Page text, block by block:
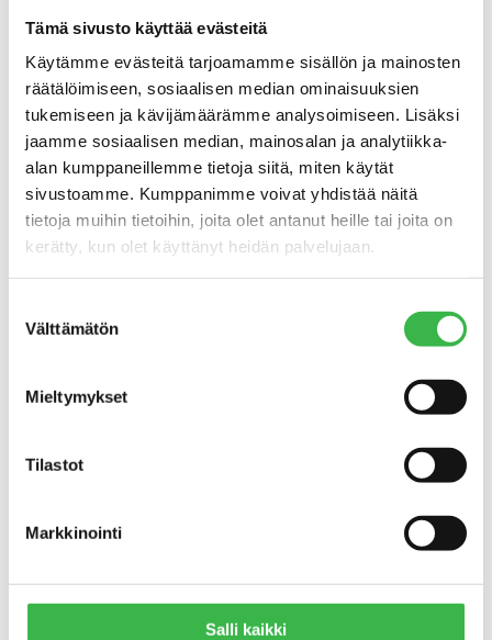
Tämä sivusto käyttää evästeitä
Käytämme evästeitä tarjoamamme sisällön ja mainosten
räätälöimiseen, sosiaalisen median ominaisuuksien
tukemiseen ja kävijämäärämme analysoimiseen. Lisäksi
jaamme sosiaalisen median, mainosalan ja analytiikka-
alan kumppaneillemme tietoja siitä, miten käytät
sivustoamme. Kumppanimme voivat yhdistää näitä
tietoja muihin tietoihin, joita olet antanut heille tai joita on
kerätty, kun olet käyttänyt heidän palvelujaan.
valinta
Välttämätön
Mieltymykset
Tilastot
Markkinointi
Salli kaikki
maailmalla.
Nyt tilanne on onneksi muuttunut
meilläkin. Kysyntä kasvaa, kauppa ja MTK
ovat mukana. Luomuinstituutti on
perustettu ja luomututkimus kirii
kansainvälistä tasoa kiinni.
Maabrändivaltuuskunnan esitys – puolet
suomalaisesta tuotannosta luomussa ja
mennessä, mutta toivottavasti pian sen
määrin tuontiruokaa.
paremman ruuan ja paremman
edistämiseksi jatkuu sekin.
Luomuinstituutti Mikkeliin. Selvittäjä
Tarja Cronbergin raportti, 2011.